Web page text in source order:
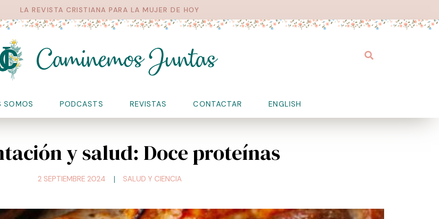
LA REVISTA CRISTIANA PARA LA MUJER DE HOY
Buscar
SOMOS PODCASTS REVISTAS CONTACTAR ENGLISH
y salud: Doce proteínas
2 SEPTIEMBRE 2024 SALUD Y CIENCIA